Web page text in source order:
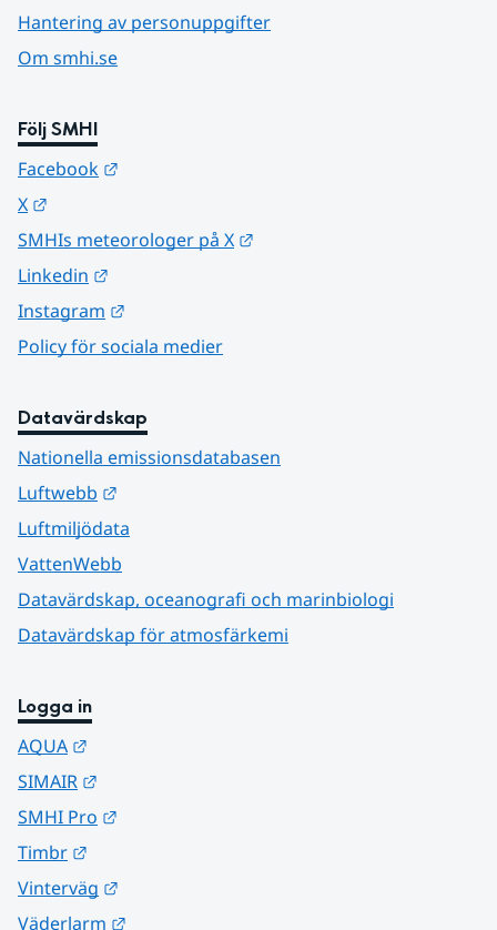
Hantering av personuppgifter
Om smhi.se
Följ SMHI
Facebook
X
SMHIs meteorologer på X
Linkedin
Instagram
Policy för sociala medier
Datavärdskap
Nationella emissionsdatabasen
Luftwebb
Luftmiljödata
VattenWebb
Datavärdskap, oceanografi och marinbiologi
Datavärdskap för atmosfärkemi
Logga in
AQUA
SIMAIR
SMHI Pro
Timbr
Vinterväg
Väderlarm